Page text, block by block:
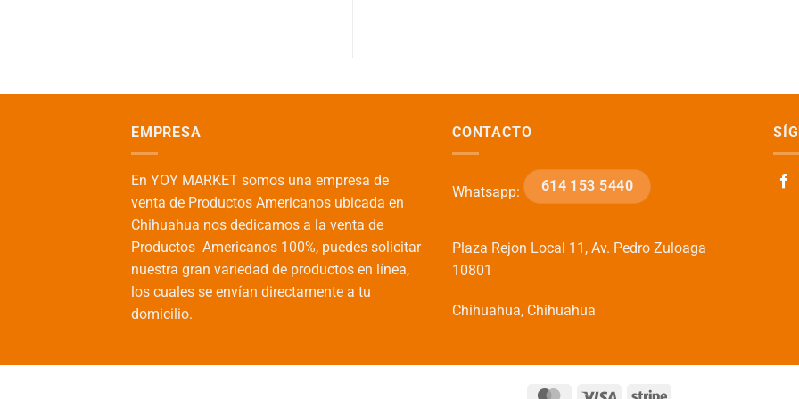
EMPRESA
En YOY MARKET somos una empresa de
venta de Productos Americanos ubicada en
Chihuahua nos dedicamos a la venta de
Productos Americanos 100%, puedes solicitar
nuestra gran variedad de productos en línea,
los cuales se envían directamente a tu
domicilio.
CONTACTO
Whatsapp: 614 153 5440
Plaza Rejon Local 11, Av. Pedro Zuloaga
10801
Chihuahua, Chihuahua
MasterCardVisa Stripe